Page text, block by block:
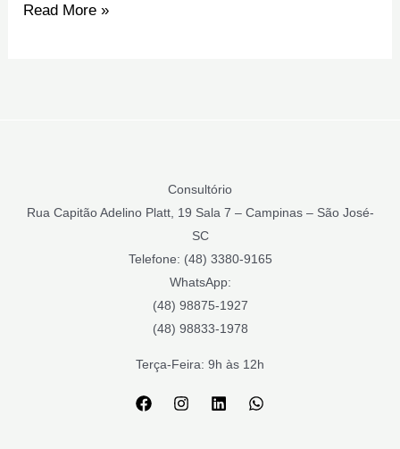
Read More »
Consultório
Rua Capitão Adelino Platt, 19 Sala 7 – Campinas – São José-
SC
Telefone: (48) 3380-9165
WhatsApp:
(48) 98875-1927
(48) 98833-1978
Terça-Feira: 9h às 12h